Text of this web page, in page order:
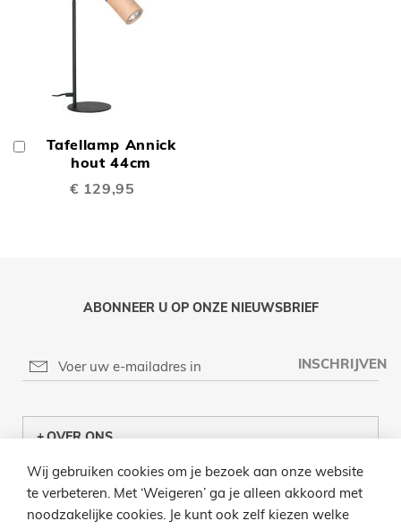
Tafellamp Annick
hout 44cm
€ 129,95
Winkelwagen
ABONNEER U OP ONZE NIEUWSBRIEF
INSCHRIJVEN
OVER ONS
KLANTENCENTRUM
INFO
Wij gebruiken cookies om je bezoek aan onze website
te verbeteren. Met ‘Weigeren’ ga je alleen akkoord met
noodzakelijke cookies. Je kunt ook zelf kiezen welke